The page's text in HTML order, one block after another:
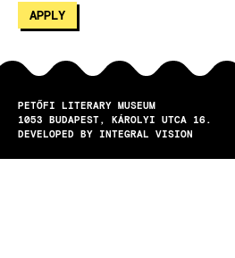
PETŐFI LITERARY MUSEUM
1053
BUDAPEST
KÁROLYI UTCA 16.
DEVELOPED BY INTEGRAL VISION